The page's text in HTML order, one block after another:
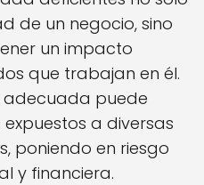
de un negocio, sino
un impacto
que trabajan en él.
puede
a diversas
poniendo en riesgo
y financiera.